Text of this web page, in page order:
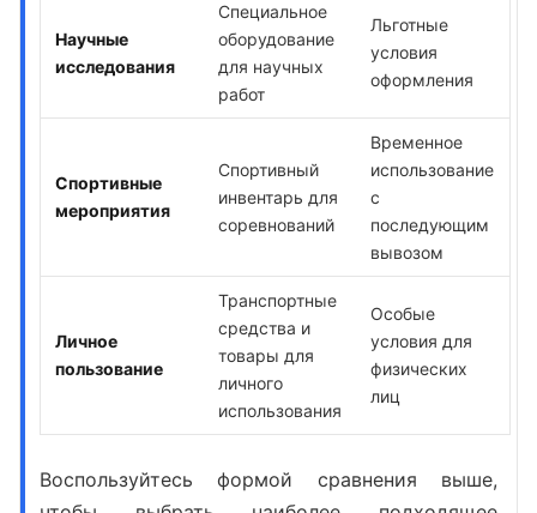
Научные
исследования
Специальное
оборудование
для научных
работ
Льготные
условия
оформления
Спортивные
мероприятия
Спортивный
инвентарь для
соревнований
Временное
использование
с
последующим
вывозом
Личное
пользование
Транспортные
средства и
товары для
личного
использования
Особые
условия для
физических
лиц
Воспользуйтесь формой сравнения выше,